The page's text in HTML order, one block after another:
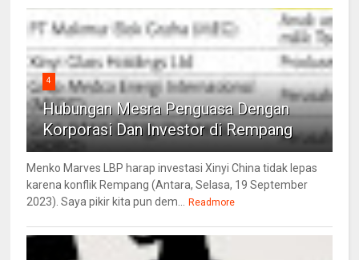
4
Hubungan Mesra Penguasa Dengan
Korporasi Dan Investor di Rempang
Menko Marves LBP harap investasi Xinyi China tidak lepas
karena konflik Rempang (Antara, Selasa, 19 September
2023). Saya pikir kita pun dem... Readmore